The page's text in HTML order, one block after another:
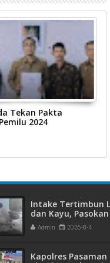
Tekan Pakta
2024
Intake Tertimbun
dan Kayu,
Bersih di Kota
Terganggu
Admin 2026-8-4
Kapolres